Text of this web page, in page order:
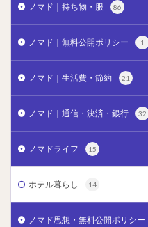
ノマド｜持ち物・服 86
ノマド｜無料公開ポリシー 1
ノマド｜生活費・節約 21
ノマド｜通信・決済・銀行 32
ノマドライフ 15
ホテル暮らし 14
ノマド思想・無料公開ポリシー